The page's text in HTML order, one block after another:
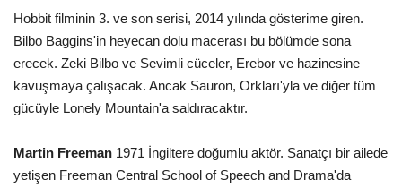
Hobbit filminin 3. ve son serisi, 2014 yılında gösterime giren.
Bilbo Baggins'in heyecan dolu macerası bu bölümde sona
erecek. Zeki Bilbo ve Sevimli cüceler, Erebor ve hazinesine
kavuşmaya çalışacak. Ancak Sauron, Orkları'yla ve diğer tüm
gücüyle Lonely Mountain'a saldıracaktır.
Martin Freeman 1971 İngiltere doğumlu aktör. Sanatçı bir ailede
yetişen Freeman Central School of Speech and Drama'da